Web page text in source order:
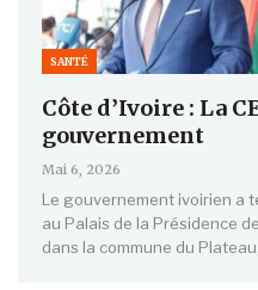
SANTÉ
Côte d’Ivoire : La
gouvernement
Mai 6, 2026
Le gouvernement ivoirien a
au Palais de la Présidence
dans la commune du